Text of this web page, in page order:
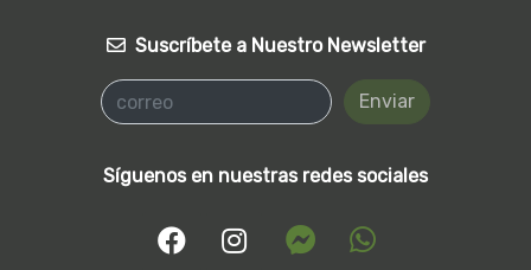
Suscríbete a Nuestro Newsletter
Enviar
Síguenos en nuestras redes sociales